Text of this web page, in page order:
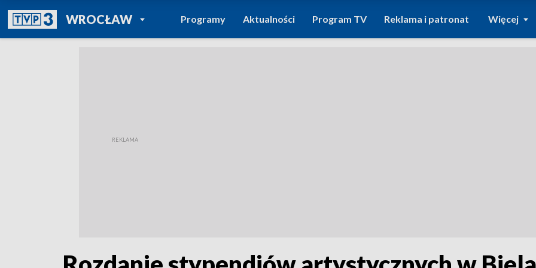
WROCŁAWPOWRÓT DO
TVP REGIONY
Programy Aktualności Program TV Reklama i patronat Więcej